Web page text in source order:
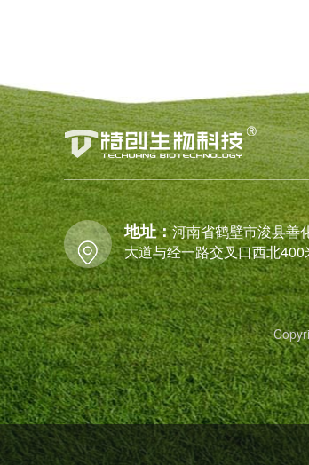
地址：河南省鹤壁市浚县善
大道与经一路交叉口西北400